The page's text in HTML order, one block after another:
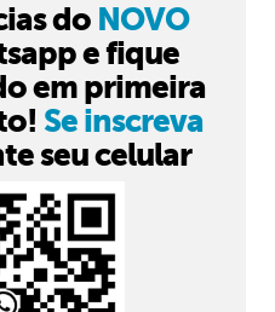
do NOVO
e fique
em primeira
Se inscreva
seu celular